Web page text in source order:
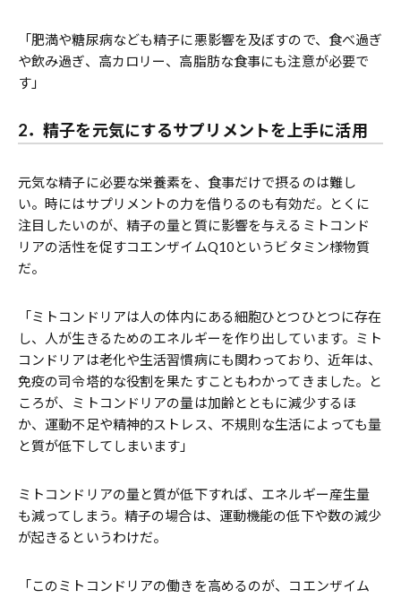
「肥満や糖尿病なども精子に悪影響を及ぼすので、食べ過ぎ
や飲み過ぎ、高カロリー、高脂肪な食事にも注意が必要で
す」
2．精子を元気にするサプリメントを上手に活用
元気な精子に必要な栄養素を、食事だけで摂るのは難し
い。時にはサプリメントの力を借りるのも有効だ。とくに
注目したいのが、精子の量と質に影響を与えるミトコンド
リアの活性を促すコエンザイムQ10というビタミン様物質
だ。
「ミトコンドリアは人の体内にある細胞ひとつひとつに存在
し、人が生きるためのエネルギーを作り出しています。ミト
コンドリアは老化や生活習慣病にも関わっており、近年は、
免疫の司令塔的な役割を果たすこともわかってきました。と
ころが、ミトコンドリアの量は加齢とともに減少するほ
か、運動不足や精神的ストレス、不規則な生活によっても量
と質が低下してしまいます」
ミトコンドリアの量と質が低下すれば、エネルギー産生量
も減ってしまう。精子の場合は、運動機能の低下や数の減少
が起きるというわけだ。
「このミトコンドリアの働きを高めるのが、コエンザイム